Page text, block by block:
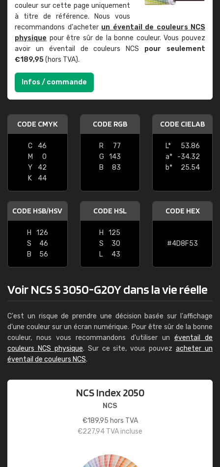
couleur sur cette page uniquement
à titre de référence. Nous vous
recommandons d'acheter un éventail de couleurs NCS
physique pour être sûr de la bonne couleur. Vous pouvez
avoir un éventail de couleurs NCS pour seulement
€189,95(hors TVA).
Infos / commande
CODE CMYK
C
46
M
0
Y
42
K
44
CODE RGB
R
77
G
143
B
83
CODE CIELAB
L*
53.86
a*
-34.32
b*
25.54
CODE HSB/HSV
H
126
S
46
B
56
CODE HSL
H
125
S
30
L
43
CODE HEX
#4D8F53
Voir NCS S 3050-G20Y dans la vie réelle
C'est un risque de prendre une décision basée sur l'affichage
d'une couleur sur un écran numérique. Pour être sûr de la bonne
couleur, nous vous recommandons d'utiliser un éventail de
couleurs NCS physique. Sur ce site, vous pouvezacheter un
éventail de couleurs NCS.
NCS Index 2050
NCS
€189,95 hors TVA
€227,94 TVA incluse